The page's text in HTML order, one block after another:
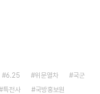
6.25 위문열차
국군
특전사
국방홍보원